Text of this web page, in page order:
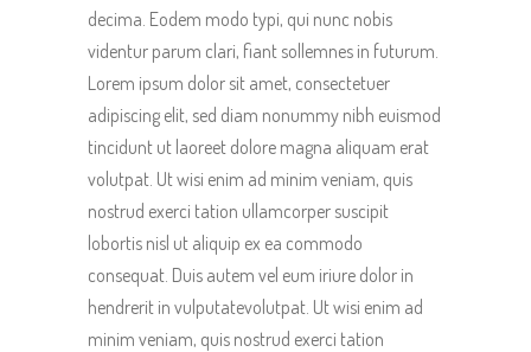
decima. Eodem modo typi, qui nunc nobis
videntur parum clari, fiant sollemnes in futurum.
Lorem ipsum dolor sit amet, consectetuer
adipiscing elit, sed diam nonummy nibh euismod
tincidunt ut laoreet dolore magna aliquam erat
volutpat. Ut wisi enim ad minim veniam, quis
nostrud exerci tation ullamcorper suscipit
lobortis nisl ut aliquip ex ea commodo
consequat. Duis autem vel eum iriure dolor in
hendrerit in vulputatevolutpat. Ut wisi enim ad
minim veniam, quis nostrud exerci tation